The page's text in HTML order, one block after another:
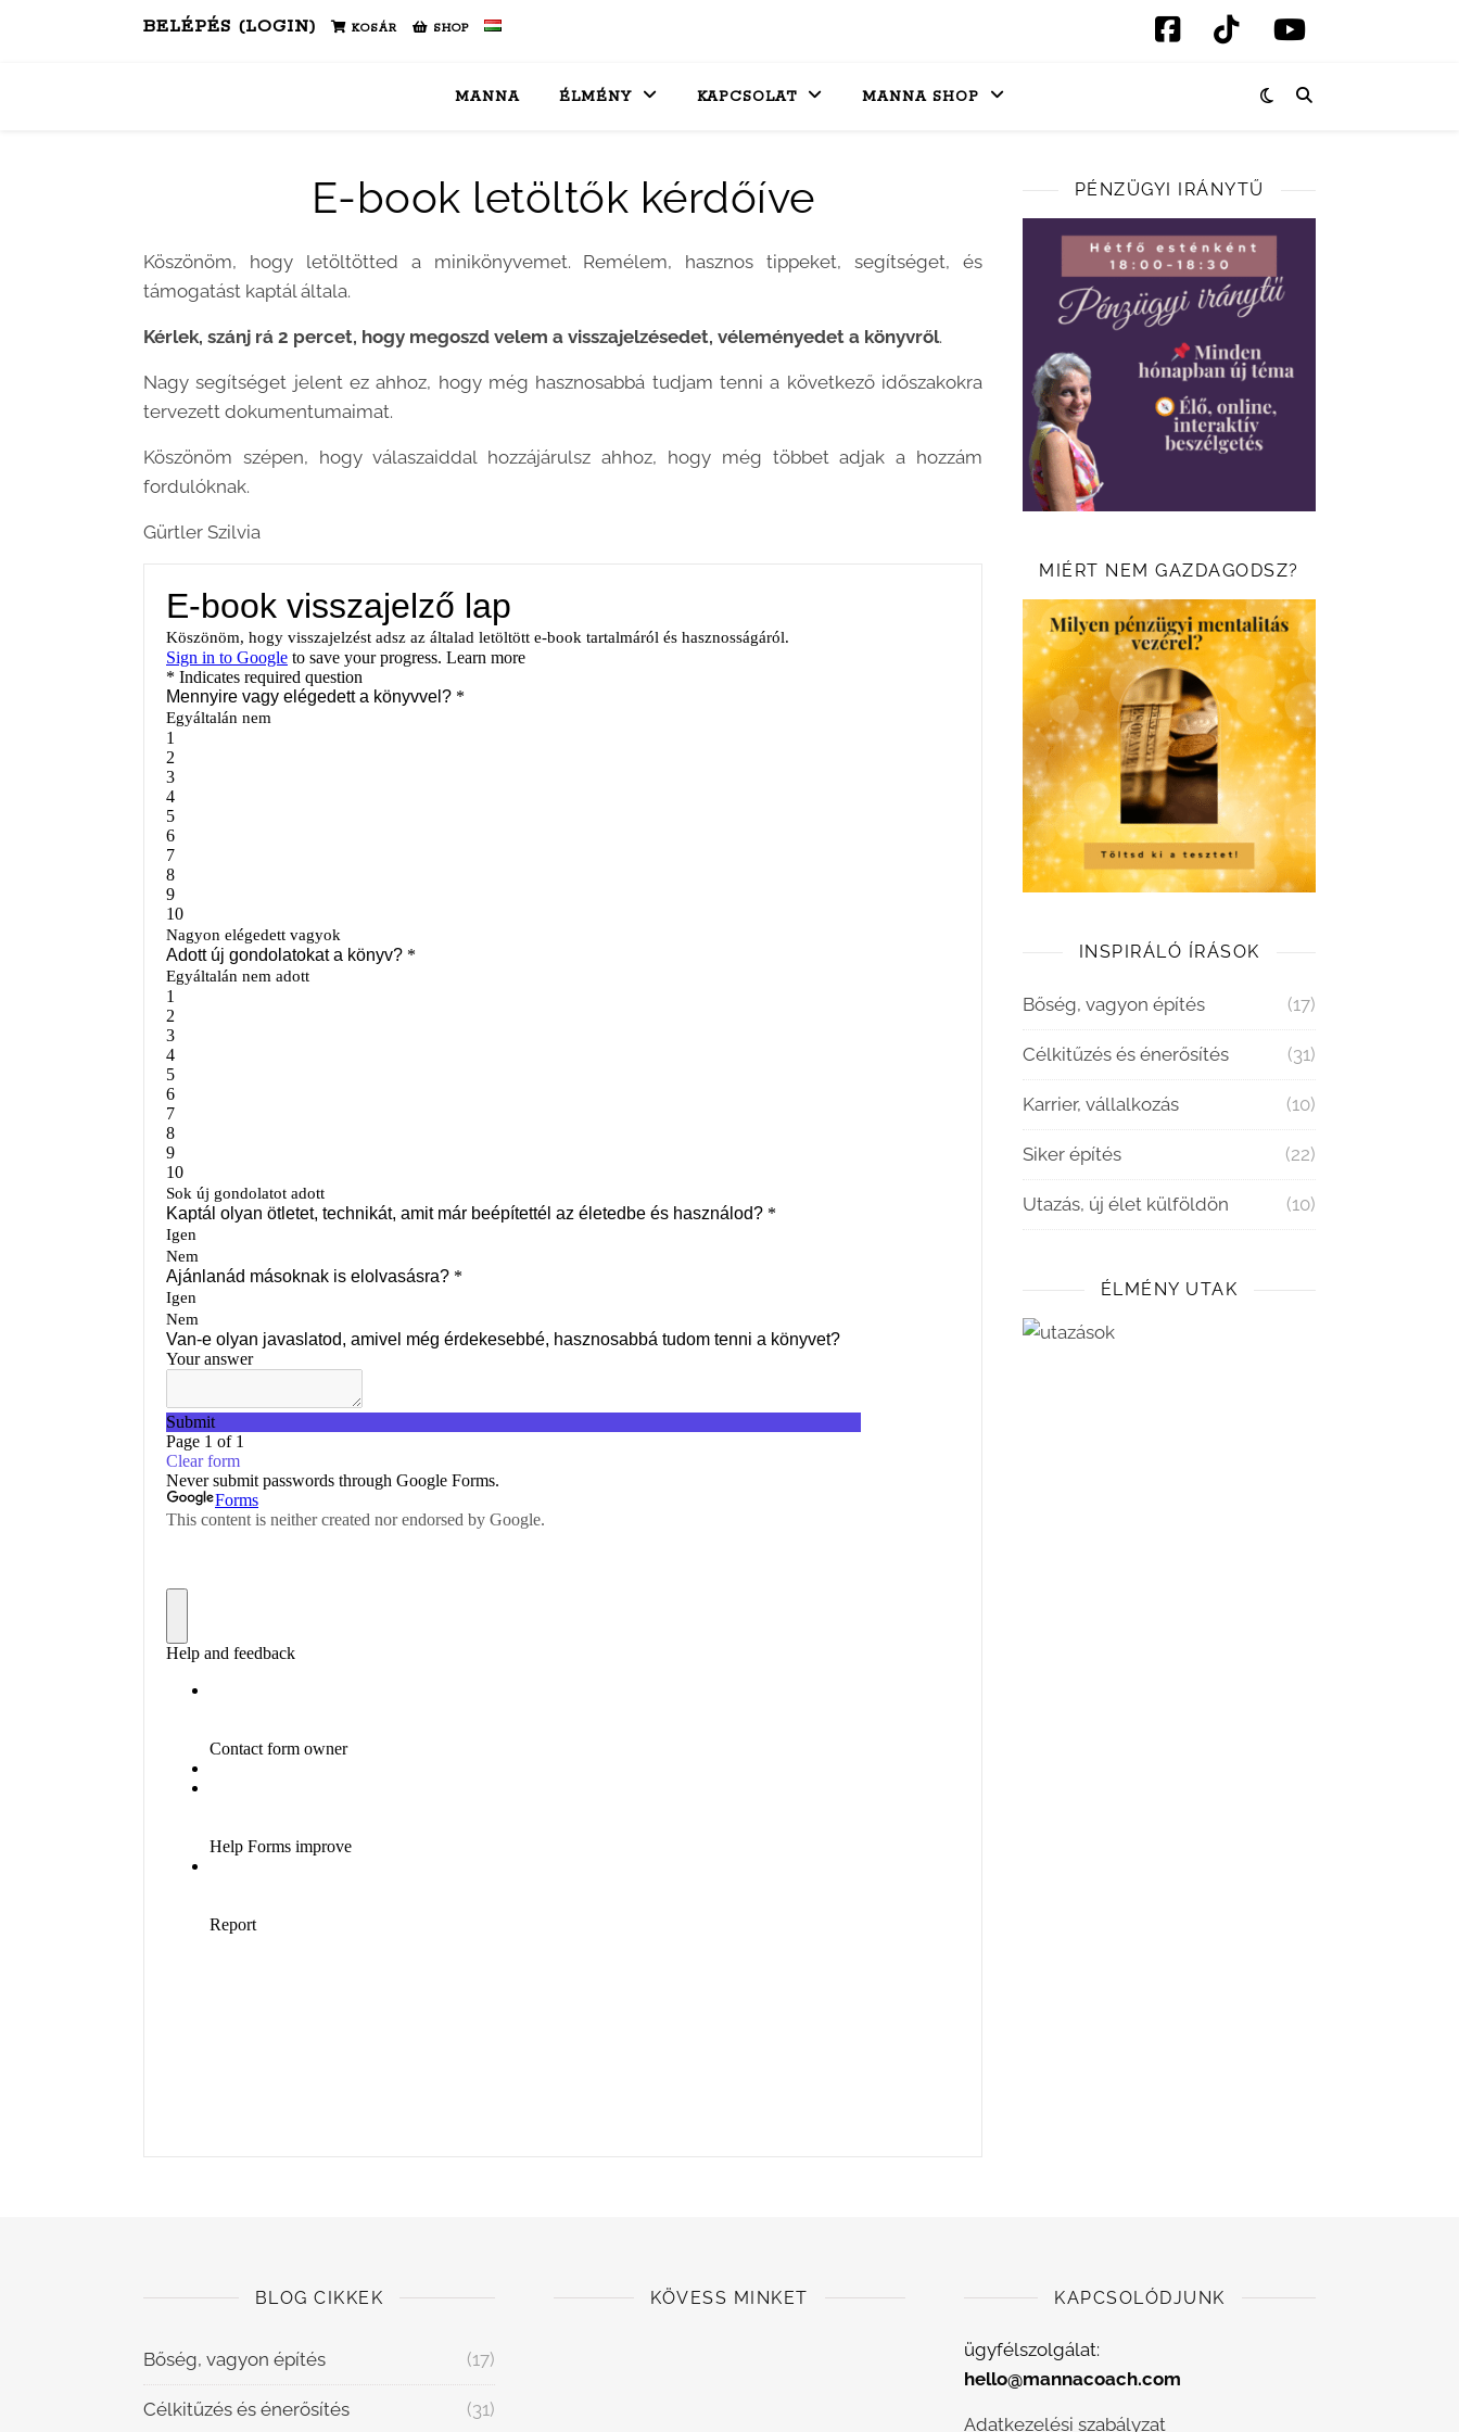
BELÉPÉS (LOGIN) KOSÁR SHOP
MANNA ÉLMÉNY KAPCSOLAT MANNA SHOP
E-book letöltők kérdőíve
Köszönöm, hogy letöltötted a minikönyvemet. Remélem, hasznos tippeket, segítséget, és
támogatást kaptál általa.
Kérlek, szánj rá 2 percet, hogy megoszd velem a visszajelzésedet, véleményedet a könyvről.
Nagy segítséget jelent ez ahhoz, hogy még hasznosabbá tudjam tenni a következő időszakokra
tervezett dokumentumaimat.
Köszönöm szépen, hogy válaszaiddal hozzájárulsz ahhoz, hogy még többet adjak a hozzám
fordulóknak.
Gürtler Szilvia
PÉNZÜGYI IRÁNYTŰ
MIÉRT NEM GAZDAGODSZ?
INSPIRÁLÓ ÍRÁSOK
Bőség, vagyon építés (17)
Célkitűzés és énerősítés (31)
Karrier, vállalkozás (10)
Siker építés (22)
Utazás, új élet külföldön (10)
ÉLMÉNY UTAK
BLOG CIKKEK
Bőség, vagyon építés (17)
Célkitűzés és énerősítés (31)
KÖVESS MINKET KAPCSOLÓDJUNK
ügyfélszolgálat:
hello@mannacoach.com
Adatkezelési szabályzat